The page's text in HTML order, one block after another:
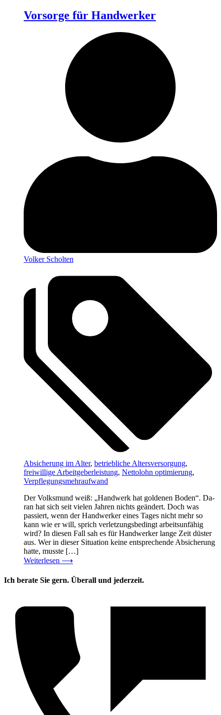
Vorsorge für Handwerker
Volker Scholten
Absicherung im Alter, betriebliche Altersversorgung,
freiwillige Arbeitgeberleistung, Nettolohn optimierung,
Verpflegungsmehraufwand
Der Volksmund weiß: „Handwerk hat goldenen Boden“. Da-
ran hat sich seit vielen Jahren nichts geändert. Doch was
passiert, wenn der Handwerker eines Tages nicht mehr so
kann wie er will, sprich verletzungsbedingt arbeitsunfähig
wird? In diesen Fall sah es für Handwerker lange Zeit düster
aus. Wer in dieser Situation keine entsprechende Absicherung
hatte, musste […]
Weiterlesen ⟶
Ich berate Sie gern. Überall und jederzeit.